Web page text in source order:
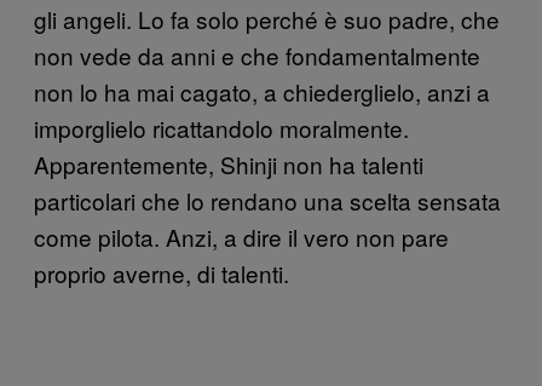
gli angeli. Lo fa solo perché è suo padre, che
non vede da anni e che fondamentalmente
non lo ha mai cagato, a chiederglielo, anzi a
imporglielo ricattandolo moralmente.
Apparentemente, Shinji non ha talenti
particolari che lo rendano una scelta sensata
come pilota. Anzi, a dire il vero non pare
proprio averne, di talenti.